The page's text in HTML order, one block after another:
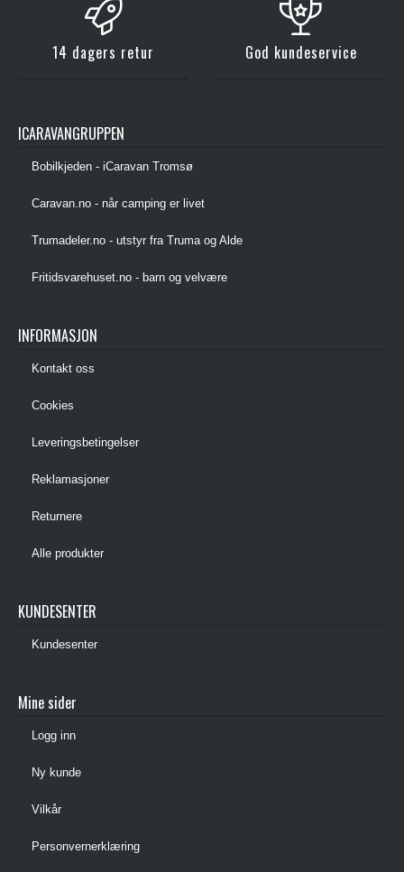
14 dagers retur God kundeservice
ICARAVANGRUPPEN
Bobilkjeden - iCaravan Tromsø
Caravan.no - når camping er livet
Trumadeler.no - utstyr fra Truma og Alde
Fritidsvarehuset.no - barn og velvære
INFORMASJON
Kontakt oss
Cookies
Leveringsbetingelser
Reklamasjoner
Returnere
Alle produkter
KUNDESENTER
Kundesenter
Mine sider
Logg inn
Ny kunde
Vilkår
Personvernerklæring